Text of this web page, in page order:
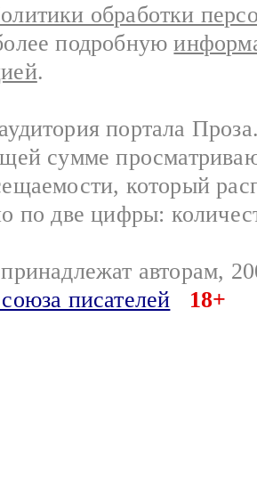
обработки
подробную
.
портала
сумме
который
по две цифры:
авторам,
писателей
18+